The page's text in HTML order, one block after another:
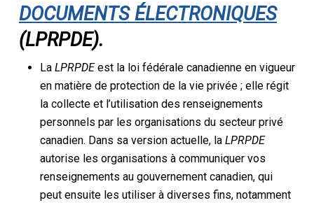
DOCUMENTS ÉLECTRONIQUES
(LPRPDE).
La LPRPDEest la loi fédérale canadienne en vigueur
en matière de protection de la vie privée ; elle régit
la collecte et l’utilisation des renseignements
personnels par les organisations du secteur privé
canadien. Dans sa version actuelle, la LPRPDE
autorise les organisations à communiquer vos
renseignements au gouvernement canadien, qui
peut ensuite les utiliser à diverses fins, notamment